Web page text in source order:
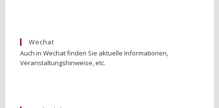
Wechat
Auch in Wechat finden Sie aktuelle Informationen,
Veranstaltungshinweise, etc.